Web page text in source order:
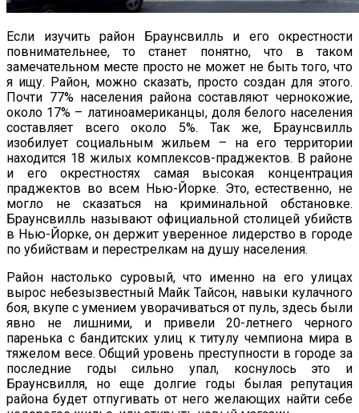
Если изучить район Браунсвилль и его окрестности
повнимательнее, то станет понятно, что в таком
замечательном месте просто не может не быть того, что
я ищу. Район, можно сказать, просто создан для этого.
Почти 77% населения района составляют чернокожие,
около 17% – латиноамериканцы, доля белого населения
составляет всего около 5%. Так же, Браунсвилль
изобилует социальным жильем – на его территории
находится 18 жилых комплексов-праджектов. В районе
и его окрестностях самая высокая концентрация
праджектов во всем Нью-Йорке. Это, естественно, не
могло не сказаться на криминальной обстановке.
Браунсвилль называют официальной столицей убийств
в Нью-Йорке, он держит уверенное лидерство в городе
по убийствам и перестрелкам на душу населения.
Район настолько суровый, что именно на его улицах
вырос небезызвестный Майк Тайсон, навыки кулачного
боя, вкупе с умением уворачиваться от пуль, здесь были
явно не лишними, и привели 20-летнего черного
паренька с бандитских улиц к титулу чемпиона мира в
тяжелом весе. Общий уровень преступности в городе за
последние годы сильно упал, коснулось это и
Браунсвилля, но еще долгие годы былая репутация
района будет отпугивать от него желающих найти себе